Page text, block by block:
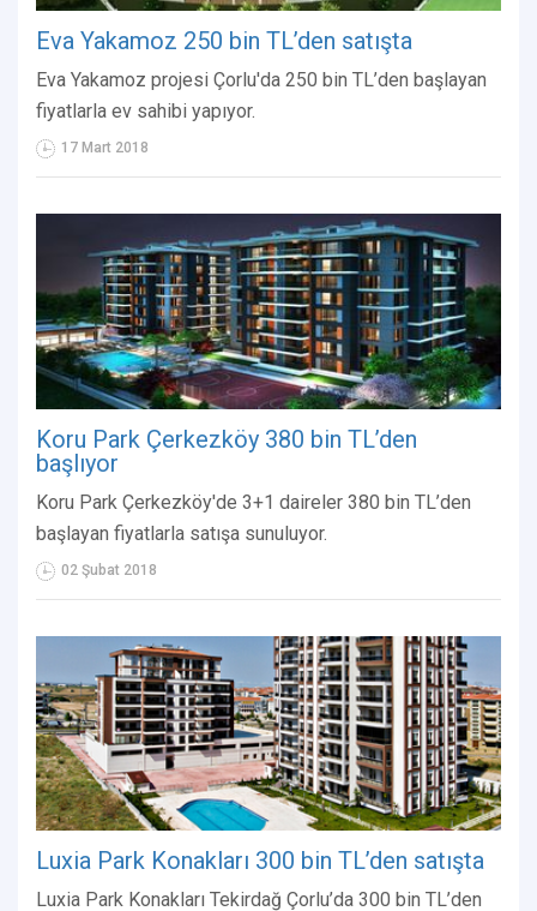
Eva Yakamoz 250 bin TL’den satışta
Eva Yakamoz projesi Çorlu'da 250 bin TL’den başlayan
fiyatlarla ev sahibi yapıyor.
17 Mart 2018
Koru Park Çerkezköy 380 bin TL’den
başlıyor
Koru Park Çerkezköy'de 3+1 daireler 380 bin TL’den
başlayan fiyatlarla satışa sunuluyor.
02 Şubat 2018
Luxia Park Konakları 300 bin TL’den satışta
Luxia Park Konakları Tekirdağ Çorlu’da 300 bin TL’den